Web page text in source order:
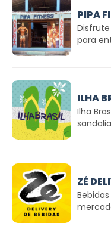
PIPA
para
ILHA
Ilha
ZÉ